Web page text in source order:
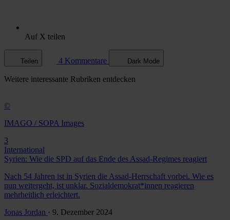
Auf X teilen
Teilen 4 Kommentare Dark Mode
Weitere interessante Rubriken entdecken
©
IMAGO / SOPA Images
3
International
Syrien: Wie die SPD auf das Ende des Assad-Regimes reagiert
Nach 54 Jahren ist in Syrien die Assad-Herrschaft vorbei. Wie es
nun weitergeht, ist unklar. Sozialdemokrat*innen reagieren
mehrheitlich erleichtert.
Jonas Jordan · 9. Dezember 2024